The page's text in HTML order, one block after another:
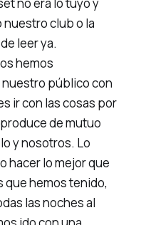
no era lo tuyo y
club o la
leer ya.
hemos
público con
ir con las cosas por
de mutuo
y nosotros. Lo
hacer lo mejor que
que hemos tenido,
las noches al